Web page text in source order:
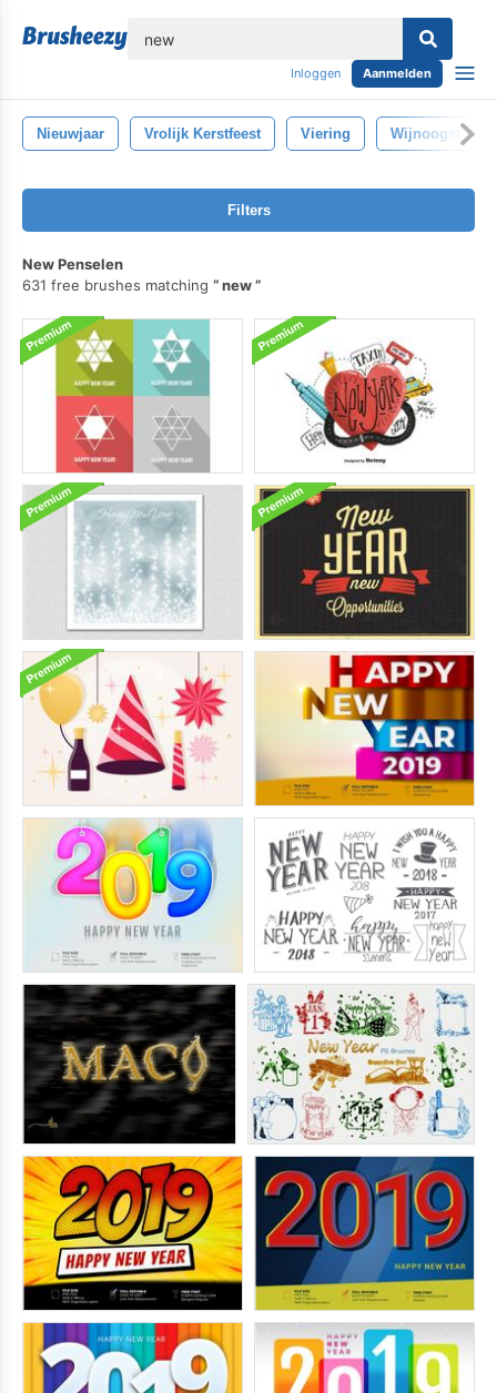
Inloggen Aanmelden
Nieuwjaar Vrolijk Kerstfeest Viering Wijnoogst
Filters
New Penselen
631 free brushes matching
new